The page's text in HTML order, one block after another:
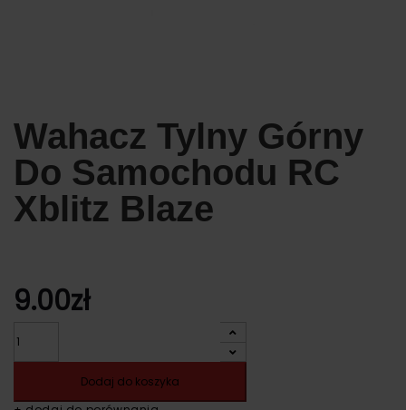
Wahacz Tylny Górny
Do Samochodu RC
Xblitz Blaze
9.00zł
Dodaj do koszyka